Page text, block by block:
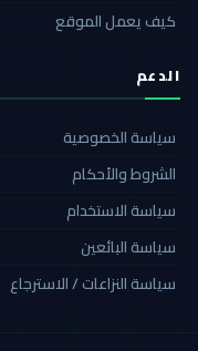
كيف يعمل الموقع
الدعم
سياسة الخصوصية
الشروط والأحكام
سياسة الاستخدام
سياسة البائعين
سياسة النزاعات / الاسترجاع